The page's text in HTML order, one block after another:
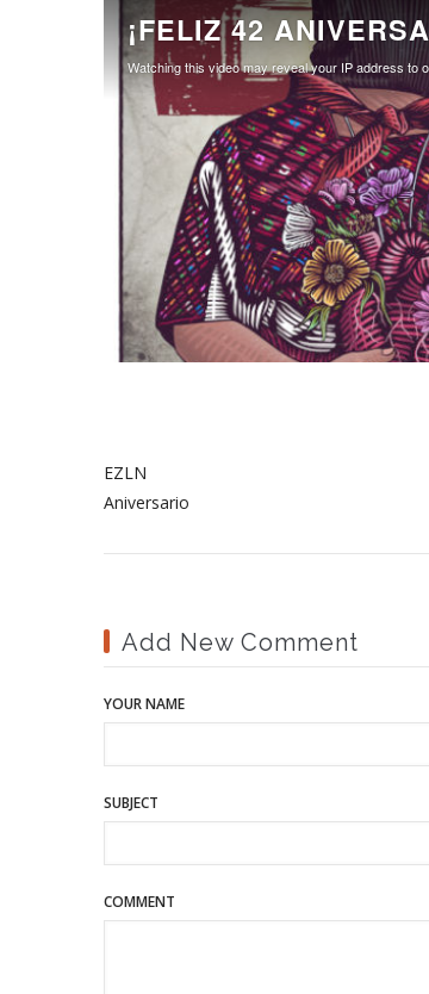
EZLN
Aniversario
Add New Comment
YOUR NAME
SUBJECT
COMMENT